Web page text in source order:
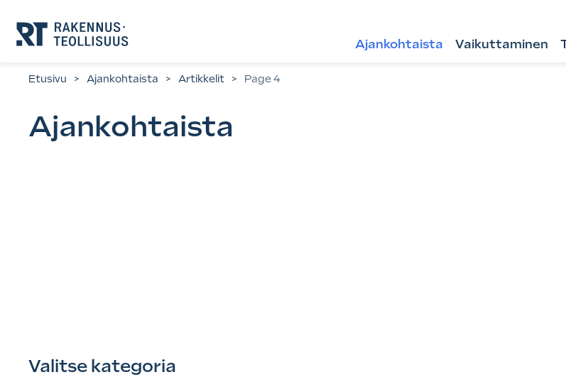
suoraan
sisältöön.
Ajankohtaista Vaikuttaminen
Etusivu > Ajankohtaista > Artikkelit > Page 4
Ajankohtaista
Valitse kategoria